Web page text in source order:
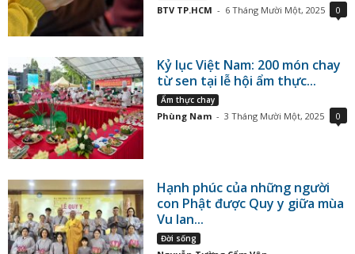
BTV TP.HCM - 6 Tháng Mười Một, 2025 0
Kỷ lục Việt Nam: 200 món chay
từ sen tại lễ hội ẩm thực...
Ẩm thực chay
Phùng Nam - 3 Tháng Mười Một, 2025 0
Hạnh phúc của những người
con Phật được Quy y giữa mùa
Vu lan...
Đời sống